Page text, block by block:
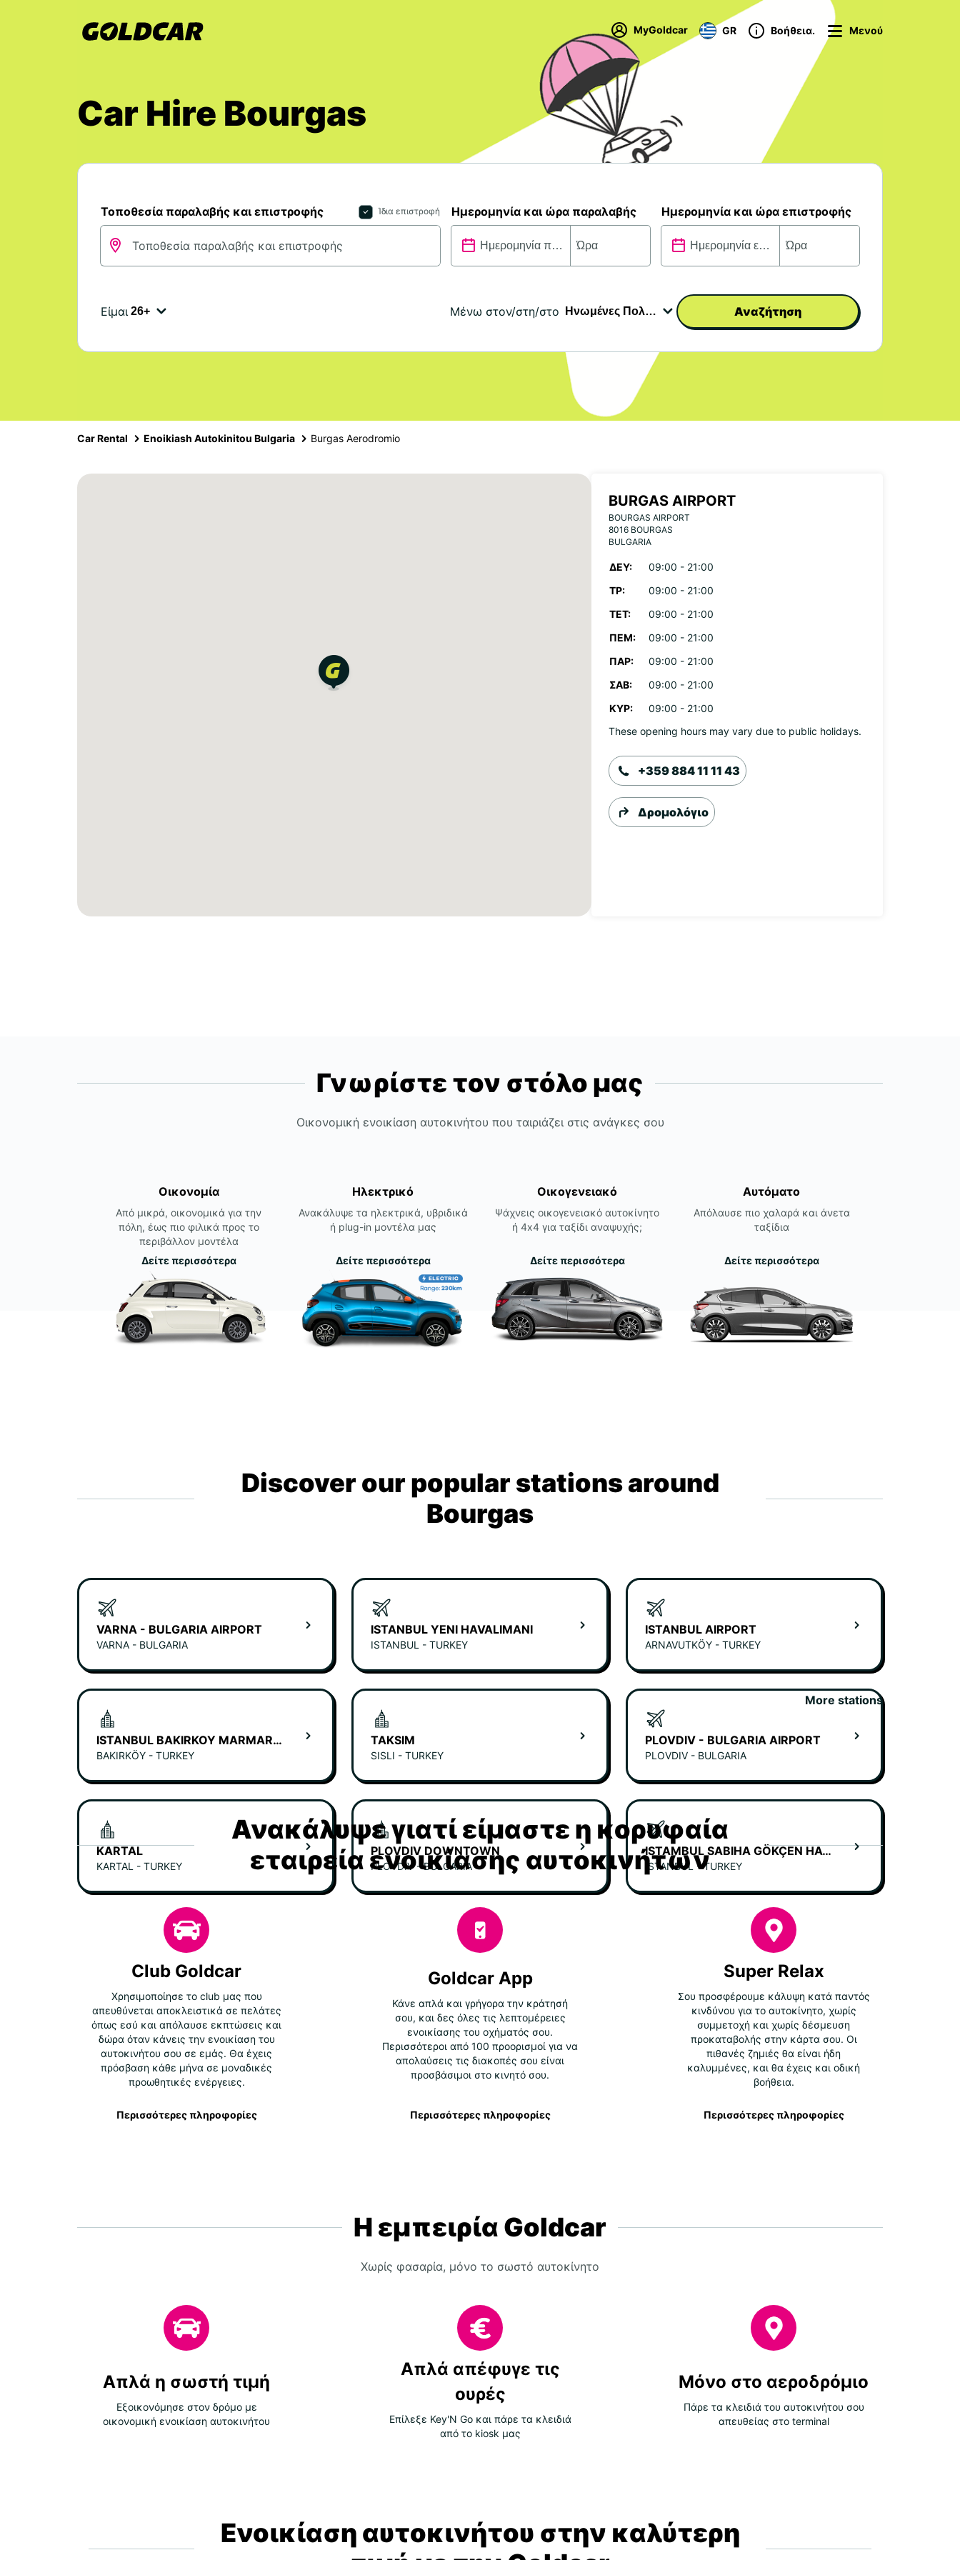
MyGoldcar GR Βοήθεια. Μενού
Car Hire Bourgas
Τοποθεσία παραλαβής και επιστροφής Ίδια επιστροφή Ημερομηνία και ώρα παραλαβής Ημερομηνία και ώρα επιστροφής
Είμαι Μένω στον/στη/στο Αναζήτηση
Car Rental Enoikiash Autokinitou Bulgaria Burgas Aerodromio
BURGAS AIRPORT
BOURGAS AIRPORT
8016 BOURGAS
BULGARIA
ΔΕΥ:
09:00 - 21:00
ΤΡ:
09:00 - 21:00
ΤΕΤ:
09:00 - 21:00
ΠΈΜ:
09:00 - 21:00
ΠΑΡ:
09:00 - 21:00
ΣΆΒ:
09:00 - 21:00
ΚΥΡ:
09:00 - 21:00
These opening hours may vary due to public holidays.
+359 884 11 11 43
Δρομολόγιο
Γνωρίστε τον στόλο μας
Οικονομική ενοικίαση αυτοκινήτου που ταιριάζει στις ανάγκες σου
Οικονομία
Από μικρά, οικονομικά για την
πόλη, έως πιο φιλικά προς το
περιβάλλον μοντέλα
Δείτε περισσότερα
Ηλεκτρικό
Ανακάλυψε τα ηλεκτρικά, υβριδικά
ή plug-in μοντέλα μας
Δείτε περισσότερα
Οικογενειακό
Ψάχνεις οικογενειακό αυτοκίνητο
ή 4x4 για ταξίδι αναψυχής;
Δείτε περισσότερα
Αυτόματο
Απόλαυσε πιο χαλαρά και άνετα
ταξίδια
Δείτε περισσότερα
Discover our popular stations around
Bourgas
VARNA - BULGARIA AIRPORT
VARNA - BULGARIA
ISTANBUL YENI HAVALIMANI
ISTANBUL - TURKEY
ISTANBUL AIRPORT
ARNAVUTKÖY - TURKEY
ISTANBUL BAKIRKOY MARMARA FORUM MALL
BAKIRKÖY - TURKEY
TAKSIM
SISLI - TURKEY
PLOVDIV - BULGARIA AIRPORT
PLOVDIV - BULGARIA
KARTAL
KARTAL - TURKEY
PLOVDIV DOWNTOWN
PLOVDIV - BULGARIA
ISTAMBUL SABIHA GÖKÇEN HAVALIMANI
ISTANBUL - TURKEY
More stations
Ανακάλυψε γιατί είμαστε η κορυφαία
εταιρεία ενοικίασης αυτοκινήτων
Club Goldcar
Χρησιμοποίησε το club μας που
απευθύνεται αποκλειστικά σε πελάτες
όπως εσύ και απόλαυσε εκπτώσεις και
δώρα όταν κάνεις την ενοικίαση του
αυτοκινήτου σου σε εμάς. Θα έχεις
πρόσβαση κάθε μήνα σε μοναδικές
προωθητικές ενέργειες.
Περισσότερες πληροφορίες
Goldcar App
Κάνε απλά και γρήγορα την κράτησή
σου, και δες όλες τις λεπτομέρειες
ενοικίασης του οχήματός σου.
Περισσότεροι από 100 προορισμοί για να
απολαύσεις τις διακοπές σου είναι
προσβάσιμοι στο κινητό σου.
Περισσότερες πληροφορίες
Super Relax
Σου προσφέρουμε κάλυψη κατά παντός
κινδύνου για το αυτοκίνητο, χωρίς
συμμετοχή και χωρίς δέσμευση
προκαταβολής στην κάρτα σου. Οι
πιθανές ζημιές θα είναι ήδη
καλυμμένες, και θα έχεις και οδική
βοήθεια.
Περισσότερες πληροφορίες
Η εμπειρία Goldcar
Χωρίς φασαρία, μόνο το σωστό αυτοκίνητο
Απλά η σωστή τιμή
Εξοικονόμησε στον δρόμο με
οικονομική ενοικίαση αυτοκινήτου
Απλά απέφυγε τις
ουρές
Επίλεξε Key'N Go και πάρε τα κλειδιά
από το kiosk μας
Μόνο στο αεροδρόμιο
Πάρε τα κλειδιά του αυτοκινήτου σου
απευθείας στο terminal
Ενοικίαση αυτοκινήτου στην καλύτερη